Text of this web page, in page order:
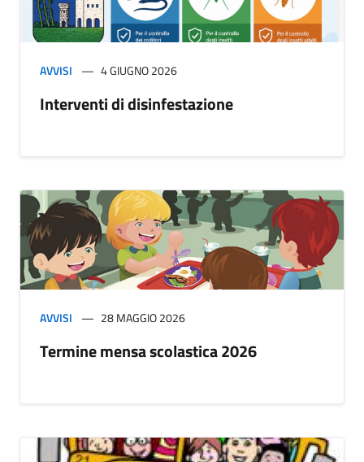
AVVISI 4 GIUGNO 2026
Interventi di disinfestazione
AVVISI 28 MAGGIO 2026
Termine mensa scolastica 2026